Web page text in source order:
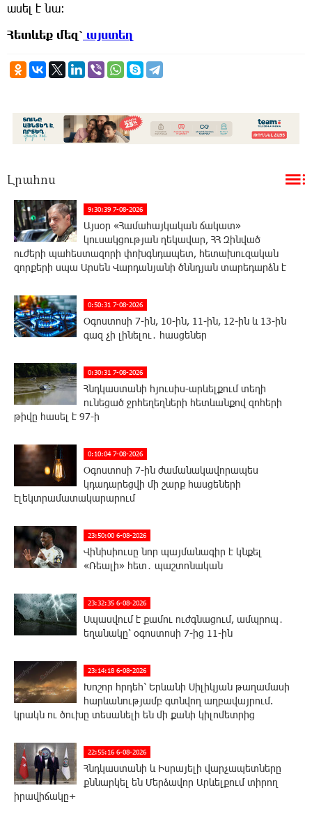
ասել է նա։
Հետևեք մեզ՝ այստեղ
Լրահոս
9:30:39 7-08-2026
Այսօր «Համահայկական ճակատ»
կուսակցության ղեկավար, ՀՀ Զինված
ուժերի պահեստազորի փոխգնդապետ, հետախուզական
զորքերի սպա Արսեն Վարդանյանի ծննդյան տարեդարձն է
0:50:31 7-08-2026
Օգոստոսի 7-ին, 10-ին, 11-ին, 12-ին և 13-ին
գազ չի լինելու․ հասցեներ
0:30:31 7-08-2026
Հնդկաստանի հյուսիս-արևելքում տեղի
ունեցած ջրհեղեղների հետևանքով զոհերի
թիվը հասել է 97-ի
0:10:04 7-08-2026
Օգոստոսի 7-ին ժամանակավորապես
կդադարեցվի մի շարք հասցեների
էլեկտրամատակարարում
23:50:00 6-08-2026
Վինիսիուսը նոր պայմանագիր է կնքել
«Ռեալի» հետ․ պաշտոնական
23:32:35 6-08-2026
Սպասվում է քամու ուժգնացում, ամպրոպ․
եղանակը՝ օգոստոսի 7-ից 11-ին
23:14:18 6-08-2026
Խոշոր հրդեհ՝ Երևանի Սիլիկյան թաղամասի
հարևանությամբ գտնվող աղբավայրում.
կրակն ու ծուխը տեսանելի են մի քանի կիլոմետրից
22:55:16 6-08-2026
Հնդկաստանի և Իսրայելի վարչապետները
քննարկել են Մերձավոր Արևելքում տիրող
իրավիճակը+